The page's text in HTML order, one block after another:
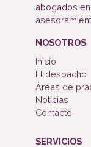
abogados
NOSOTROS
Inicio
El despacho
Áreas de
Noticias
Contacto
SERVICIOS